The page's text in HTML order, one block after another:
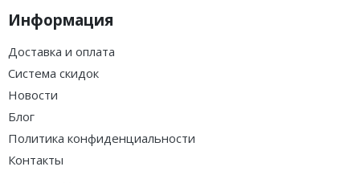
Информация
Доставка и оплата
Система скидок
Новости
Блог
Политика конфиденциальности
Контакты